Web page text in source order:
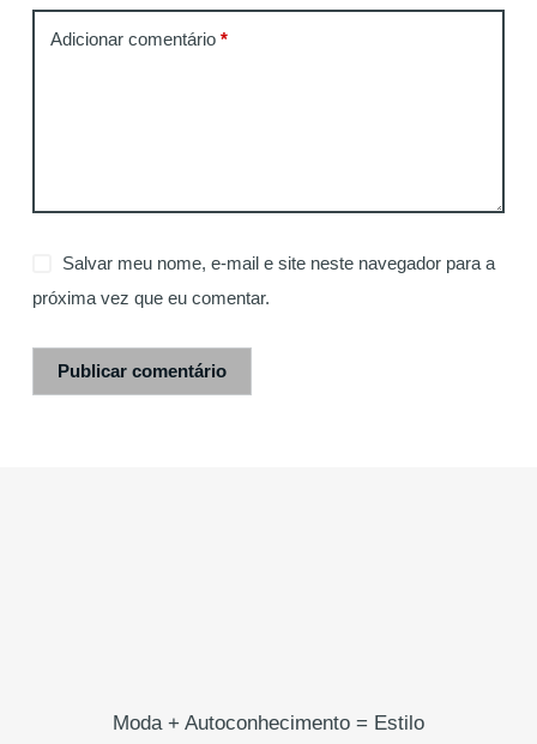
Adicionar comentário*
Salvar meu nome, e-mail e site neste navegador para a
próxima vez que eu comentar.
Publicar comentário
Moda + Autoconhecimento = Estilo